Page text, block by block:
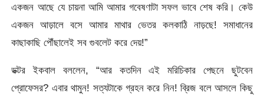
একজন আছে যে চায়না আমি আমার গবেষণাটা সফল ভাবে শেষ করি। কেউ
একজন আড়ালে বসে আমার মাথার ভেতর কলকাঠি নাড়ছে! সমাধানের
কাছাকাছি পৌঁছালেই সব গুবলেট করে দেয়!”
ডক্টর ইকবাল বললেন, “আর কতদিন এই মরিচিকার পেছনে ছুটবেন
প্রোফেসর? এবার থামুন! সত্যটাকে গ্রহন করে নিন! ব্রিজ বলে আসলে কিছু